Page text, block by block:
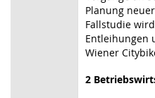
Planung
Fallstudie
Entleihungen
Wiener
2